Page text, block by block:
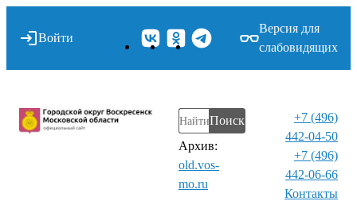
Войти
Версия для
слабовидящих
Поиск
Архив:
old.vos-
mo.ru
+7 (496)
442-04-50
+7 (496)
442-06-66
Контакты⁠